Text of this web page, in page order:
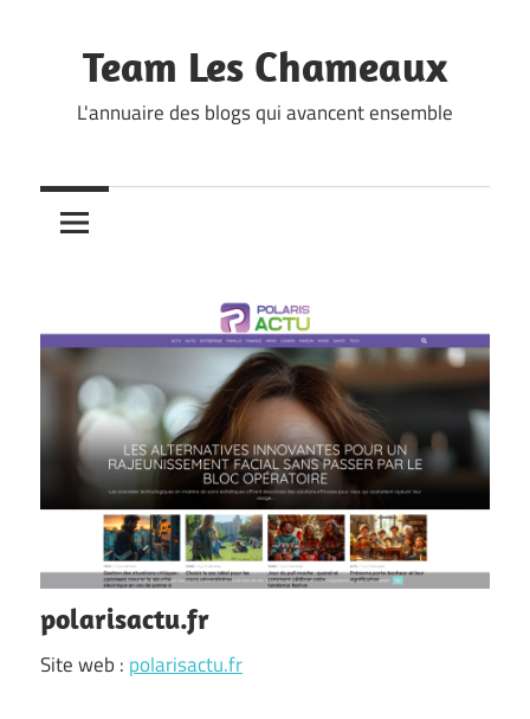
contentTeam Les Chameaux
L'annuaire des blogs qui avancent ensemble
polarisactu.fr
Site web : polarisactu.fr